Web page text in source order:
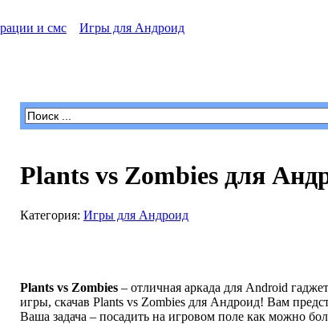
и смс
Игры для Андроид
Plants vs Zombies для
Категория: Игры для Андроид
Plants vs Zombies – отличная аркада для Android
игры, скачав Plants vs Zombies для Андроид! Вам
Ваша задача – посадить на игровом поле как можно